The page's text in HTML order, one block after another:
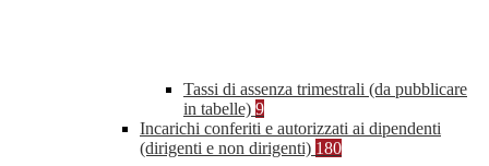
Tassi di assenza trimestrali (da pubblicare
in tabelle) 9
Incarichi conferiti e autorizzati ai dipendenti
(dirigenti e non dirigenti) 180